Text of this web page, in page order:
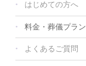
はじめての方へ
料金・葬儀プラン
よくあるご質問